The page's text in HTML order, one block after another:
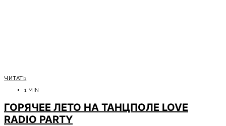
ЧИТАТЬ
1 MIN
ГОРЯЧЕЕ ЛЕТО НА ТАНЦПОЛЕ LOVE
RADIO PARTY